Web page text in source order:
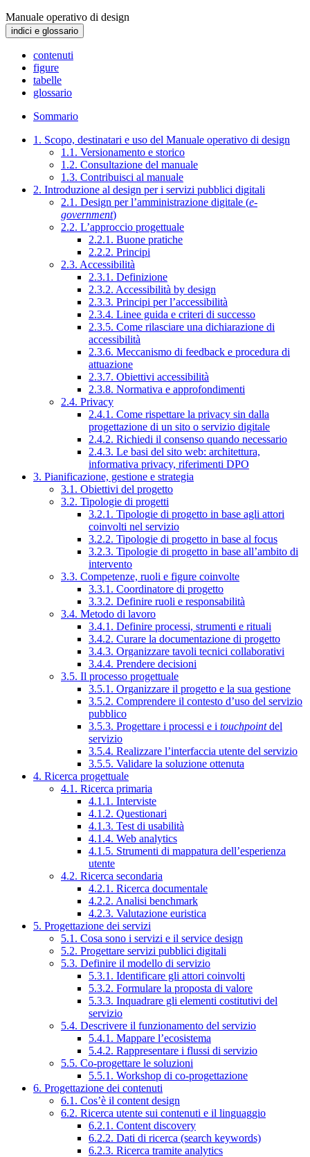
Manuale operativo di design
indici e glossario
contenuti
figure
tabelle
glossario
Sommario
1. Scopo, destinatari e uso del Manuale operativo di design
1.1. Versionamento e storico
1.2. Consultazione del manuale
1.3. Contribuisci al manuale
2. Introduzione al design per i servizi pubblici digitali
2.1. Design per l’amministrazione digitale (e-
government)
2.2. L’approccio progettuale
2.2.1. Buone pratiche
2.2.2. Principi
2.3. Accessibilità
2.3.1. Definizione
2.3.2. Accessibilità by design
2.3.3. Principi per l’accessibilità
2.3.4. Linee guida e criteri di successo
2.3.5. Come rilasciare una dichiarazione di
accessibilità
2.3.6. Meccanismo di feedback e procedura di
attuazione
2.3.7. Obiettivi accessibilità
2.3.8. Normativa e approfondimenti
2.4. Privacy
2.4.1. Come rispettare la privacy sin dalla
progettazione di un sito o servizio digitale
2.4.2. Richiedi il consenso quando necessario
2.4.3. Le basi del sito web: architettura,
informativa privacy, riferimenti DPO
3. Pianificazione, gestione e strategia
3.1. Obiettivi del progetto
3.2. Tipologie di progetti
3.2.1. Tipologie di progetto in base agli attori
coinvolti nel servizio
3.2.2. Tipologie di progetto in base al focus
3.2.3. Tipologie di progetto in base all’ambito di
intervento
3.3. Competenze, ruoli e figure coinvolte
3.3.1. Coordinatore di progetto
3.3.2. Definire ruoli e responsabilità
3.4. Metodo di lavoro
3.4.1. Definire processi, strumenti e rituali
3.4.2. Curare la documentazione di progetto
3.4.3. Organizzare tavoli tecnici collaborativi
3.4.4. Prendere decisioni
3.5. Il processo progettuale
3.5.1. Organizzare il progetto e la sua gestione
3.5.2. Comprendere il contesto d’uso del servizio
pubblico
3.5.3. Progettare i processi e i touchpointdel
servizio
3.5.4. Realizzare l’interfaccia utente del servizio
3.5.5. Validare la soluzione ottenuta
4. Ricerca progettuale
4.1. Ricerca primaria
4.1.1. Interviste
4.1.2. Questionari
4.1.3. Test di usabilità
4.1.4. Web analytics
4.1.5. Strumenti di mappatura dell’esperienza
utente
4.2. Ricerca secondaria
4.2.1. Ricerca documentale
4.2.2. Analisi benchmark
4.2.3. Valutazione euristica
5. Progettazione dei servizi
5.1. Cosa sono i servizi e il service design
5.2. Progettare servizi pubblici digitali
5.3. Definire il modello di servizio
5.3.1. Identificare gli attori coinvolti
5.3.2. Formulare la proposta di valore
5.3.3. Inquadrare gli elementi costitutivi del
servizio
5.4. Descrivere il funzionamento del servizio
5.4.1. Mappare l’ecosistema
5.4.2. Rappresentare i flussi di servizio
5.5. Co-progettare le soluzioni
5.5.1. Workshop di co-progettazione
6. Progettazione dei contenuti
6.1. Cos’è il content design
6.2. Ricerca utente sui contenuti e il linguaggio
6.2.1. Content discovery
6.2.2. Dati di ricerca (search keywords)
6.2.3. Ricerca tramite analytics